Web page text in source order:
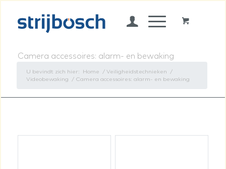
Camera accessoires: alarm- en bewaking
U bevindt zich hier: Home / Veiligheidstechnieken /
Videobewaking / Camera accessoires: alarm- en bewaking